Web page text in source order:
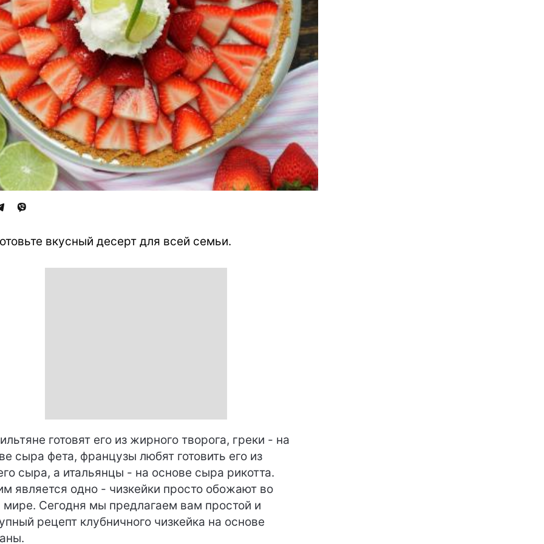
вкусный десерт для всей семьи.
готовят его из жирного творога, греки - на
сыра фета, французы любят готовить его из
сыра, а итальянцы - на основе сыра рикотта.
является одно - чизкейки просто обожают во
мире. Сегодня мы предлагаем вам простой и
рецепт клубничного чизкейка на основе